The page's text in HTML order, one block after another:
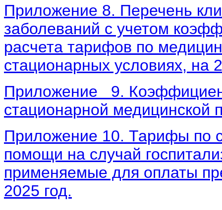
Приложение 8. Перечень
заболеваний с учетом
расчета тарифов по
стационарных условиях, на
Приложение 9.
стационарной медицинской
Приложение 10. Тарифы по
помощи на случай
применяемые для оплаты
2025 год.